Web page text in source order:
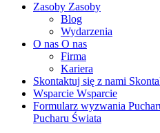
Zasoby Zasoby
Blog
Wydarzenia
O nas O nas
Firma
Kariera
Skontaktuj się z nami
Wsparcie Wsparcie
Formularz wyzwania
Pucharu Świata